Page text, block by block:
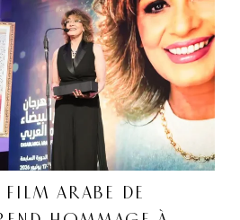
FILM ARABE DE